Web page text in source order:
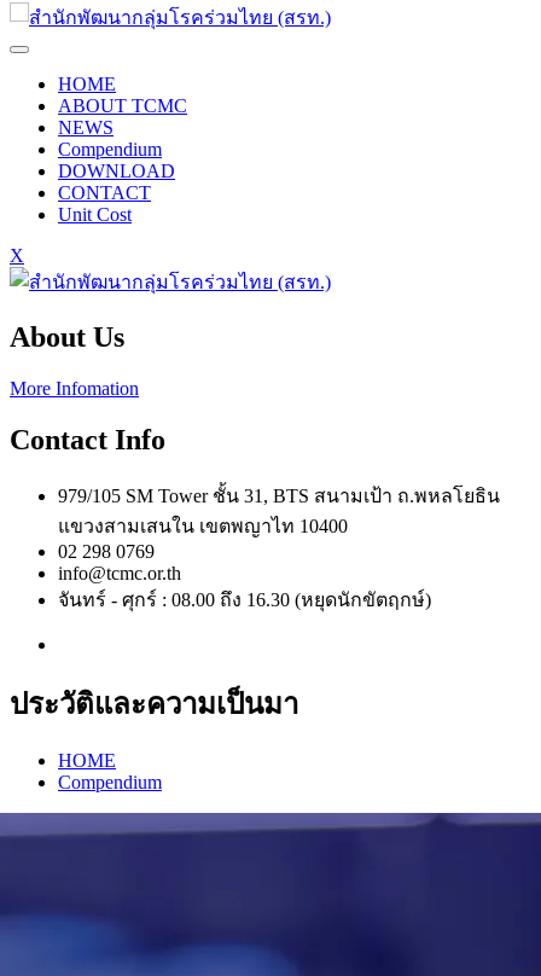
HOME
ABOUT TCMC
NEWS
Compendium
DOWNLOAD
CONTACT
Unit Cost
X
About Us
More Infomation
Contact Info
979/105 SM Tower ชั้น 31, BTS สนามเป้า ถ.พหลโยธิน
แขวงสามเสนใน เขตพญาไท 10400
02 298 0769
info@tcmc.or.th
จันทร์ - ศุกร์ : 08.00 ถึง 16.30 (หยุดนักขัตฤกษ์)
ประวัติและความเป็นมา
HOME
Compendium